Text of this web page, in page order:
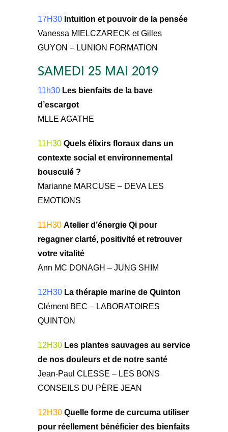
17H30 Intuition et pouvoir de la pensée
Vanessa MIELCZARECK et Gilles
GUYON – LUNION FORMATION
SAMEDI 25 MAI 2019
11h30 Les bienfaits de la bave
d’escargot
MLLE AGATHE
11H30 Quels élixirs floraux dans un
contexte social et environnemental
bousculé ?
Marianne MARCUSE – DEVA LES
EMOTIONS
11H30 Atelier d’énergie Qi pour
regagner clarté, positivité et retrouver
votre vitalité
Ann MC DONAGH – JUNG SHIM
12H30 La thérapie marine de Quinton
Clément BEC – LABORATOIRES
QUINTON
12H30 Les plantes sauvages au service
de nos douleurs et de notre santé
Jean-Paul CLESSE – LES BONS
CONSEILS DU PÈRE JEAN
12H30 Quelle forme de curcuma utiliser
pour réellement bénéficier des bienfaits